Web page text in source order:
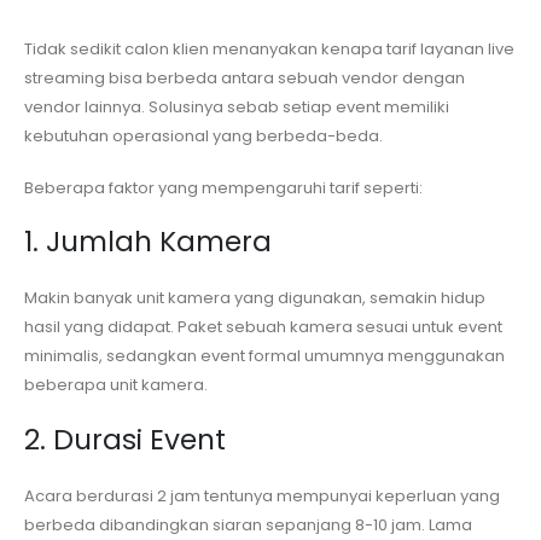
Tidak sedikit calon klien menanyakan kenapa tarif layanan live
streaming bisa berbeda antara sebuah vendor dengan
vendor lainnya. Solusinya sebab setiap event memiliki
kebutuhan operasional yang berbeda-beda.
Beberapa faktor yang mempengaruhi tarif seperti:
1. Jumlah Kamera
Makin banyak unit kamera yang digunakan, semakin hidup
hasil yang didapat. Paket sebuah kamera sesuai untuk event
minimalis, sedangkan event formal umumnya menggunakan
beberapa unit kamera.
2. Durasi Event
Acara berdurasi 2 jam tentunya mempunyai keperluan yang
berbeda dibandingkan siaran sepanjang 8-10 jam. Lama